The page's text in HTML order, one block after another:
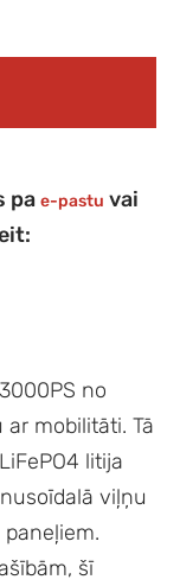
pa e-pastu vai
no
mobilitāti. Tā
litija
viļņu
šī